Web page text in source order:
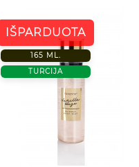
IŠPARDUOTA
165 ML.
TURCIJA